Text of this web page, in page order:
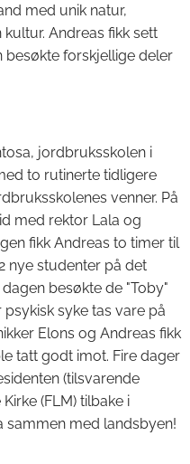
med unik natur,
Andreas fikk sett
besøkte forskjellige deler
jordbruksskolen i
to rutinerte tidligere
venner. På
med rektor Lala og
fikk Andreas to timer til
nye studenter på det
besøkte de "Toby"
syke tas vare på
Elons og Andreas fikk
tatt godt imot. Fire dager
(tilsvarende
(FLM) tilbake i
sammen med landsbyen!